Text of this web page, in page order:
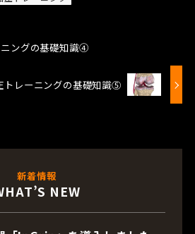
ングの基礎知識④
トレーニングの基礎知識⑤
新着情報
NEW